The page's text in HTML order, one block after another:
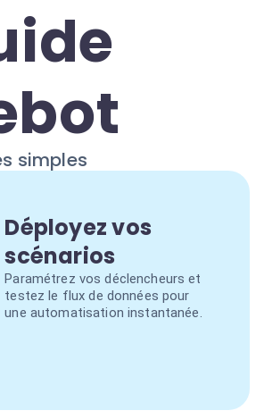
simples
Déployez vos
scénarios
Paramétrez vos déclencheurs et
testez le flux de données pour
une automatisation instantanée.